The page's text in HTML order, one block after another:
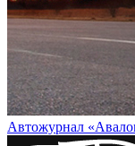
Автожурнал